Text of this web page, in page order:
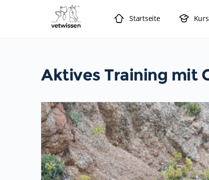
Startseite
Aktives Training mit